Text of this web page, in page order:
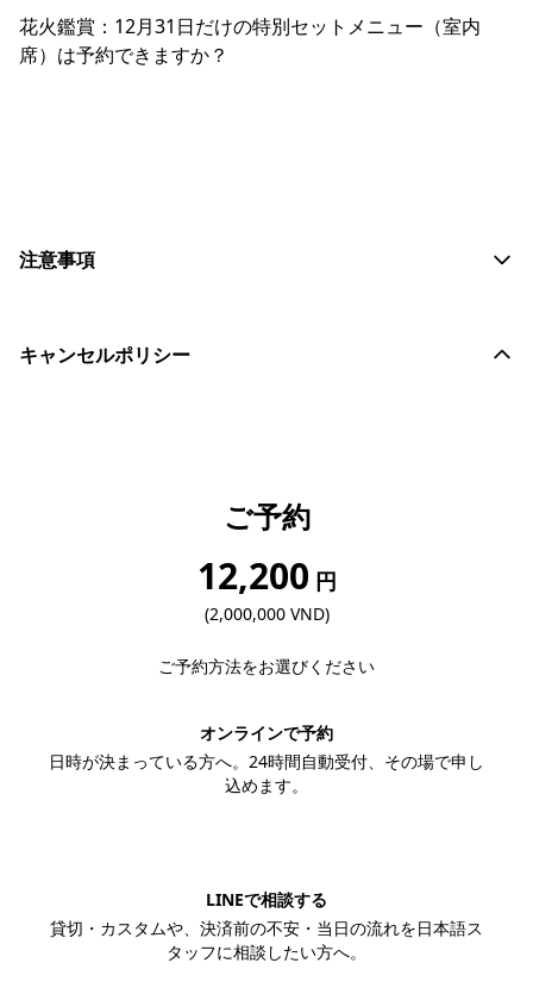
花火鑑賞：12月31日だけの特別セットメニュー（室内
席）は予約できますか？
注意事項
キャンセルポリシー
ご予約
12,200 円
(2,000,000 VND)
ご予約方法をお選びください
オンラインで予約
日時が決まっている方へ。24時間自動受付、その場で申し
込めます。
LINEで相談する
貸切・カスタムや、決済前の不安・当日の流れを日本語ス
タッフに相談したい方へ。